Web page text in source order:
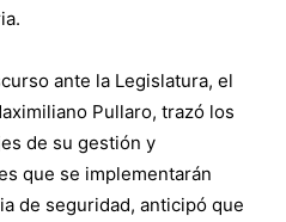
ante la Legislatura, el
Pullaro, trazó los
de su gestión y
que se implementarán
de seguridad, anticipó que